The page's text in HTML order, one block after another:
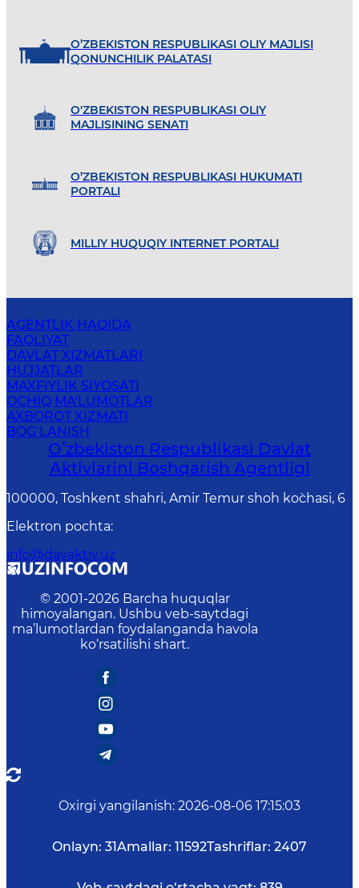
O’ZBEKISTON RESPUBLIKASI OLIY MAJLISI
QONUNCHILIK PALATASI
O'ZBEKISTON RESPUBLIKASI OLIY
MAJLISINING SENATI
O’ZBEKISTON RESPUBLIKASI HUKUMATI
PORTALI
MILLIY HUQUQIY INTERNET PORTALI
AGENTLIK HAQIDA
FAOLIYAT
DAVLAT XIZMATLARI
HUJJATLAR
MAXFIYLIK SIYOSATI
OCHIQ MA'LUMOTLAR
AXBOROT XIZMATI
BOG‘LANISH
Oʻzbekiston Respublikasi Davlat
Aktivlarini Boshqarish Agentligi
100000, Toshkent shahri, Amir Temur shoh ko`chasi, 6
Elektron pochta:
info@davaktiv.uz
© 2001-2026 Barcha huquqlar
himoyalangan. Ushbu veb-saytdagi
ma’lumotlardan foydalanganda havola
ko‘rsatilishi shart.
Oxirgi yangilanish: 2026-08-06 17:15:03
Onlayn: 31Amallar: 11592Tashriflar: 2407